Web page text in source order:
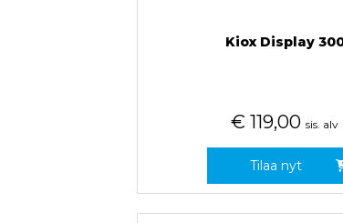
Kiox Display
€ 119,00 sis. alv
Tilaa nyt